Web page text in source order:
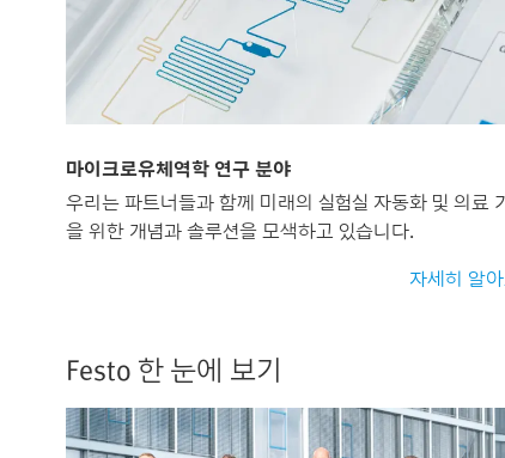
마이크로유체역학 연구 분야
우리는 파트너들과 함께 미래의 실험실 자동화 및 의료
을 위한 개념과 솔루션을 모색하고 있습니다.
자세히 알
Festo 한 눈에 보기